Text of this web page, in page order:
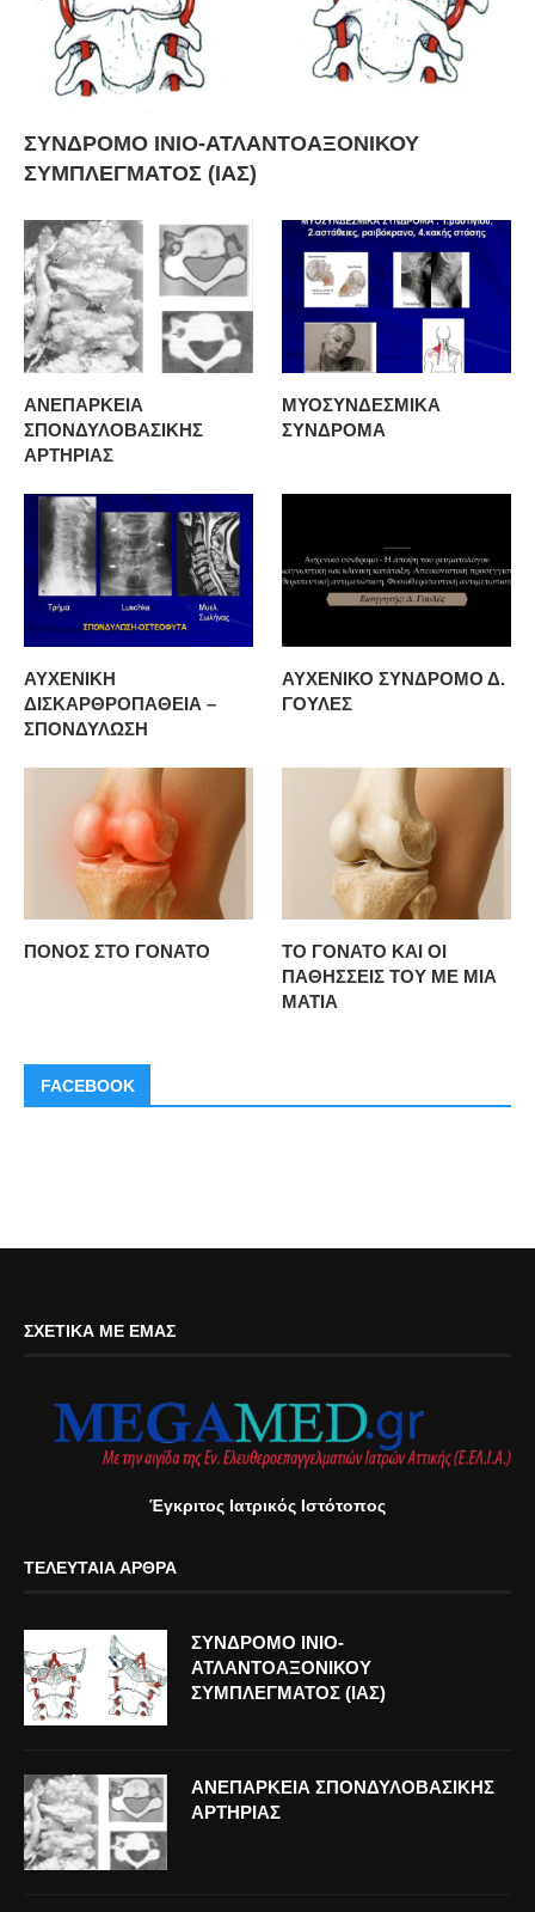
ΣΥΝΔΡΟΜΟ ΙΝΙΟ-ΑΤΛΑΝΤΟΑΞΟΝΙΚΟΥ
ΣΥΜΠΛΕΓΜΑΤΟΣ (ΙΑΣ)
ΑΝΕΠΑΡΚΕΙΑ
ΣΠΟΝΔΥΛΟΒΑΣΙΚΗΣ
ΑΡΤΗΡΙΑΣ
ΜΥΟΣΥΝΔΕΣΜΙΚΑ
ΣΥΝΔΡΟΜΑ
ΑΥΧΕΝΙΚΗ
ΔΙΣΚΑΡΘΡΟΠΑΘΕΙΑ –
ΣΠΟΝΔΥΛΩΣΗ
ΑΥΧΕΝΙΚΟ ΣΥΝΔΡΟΜΟ Δ.
ΓΟΥΛΕΣ
ΠΟΝΟΣ ΣΤΟ ΓΟΝΑΤΟ
ΤΟ ΓΟΝΑΤΟ ΚΑΙ ΟΙ
ΠΑΘΗΣΣΕΙΣ ΤΟΥ ΜΕ ΜΙΑ
ΜΑΤΙΑ
FACEBOOK
ΣΧΕΤΙΚΆ ΜΕ ΕΜΆΣ
Έγκριτος Ιατρικός Ιστότοπος
ΤΕΛΕΥΤΑΊΑ ΆΡΘΡΑ
ΣΥΝΔΡΟΜΟ ΙΝΙΟ-
ΑΤΛΑΝΤΟΑΞΟΝΙΚΟΥ
ΣΥΜΠΛΕΓΜΑΤΟΣ (ΙΑΣ)
ΑΝΕΠΑΡΚΕΙΑ ΣΠΟΝΔΥΛΟΒΑΣΙΚΗΣ
ΑΡΤΗΡΙΑΣ